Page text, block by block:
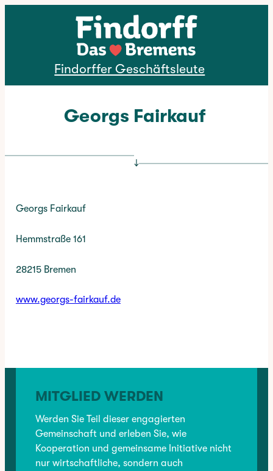
Direkt zum Inhalt
Findorffer Geschäftsleute
Georgs Fairkauf
↓
Georgs Fairkauf
Hemmstraße 161
28215 Bremen
www.georgs-fairkauf.de
MITGLIED WERDEN
Werden Sie Teil dieser engagierten
Gemeinschaft und erleben Sie, wie
Kooperation und gemeinsame Initiative nicht
nur wirtschaftliche, sondern auch